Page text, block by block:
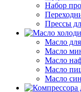
Набор
Прессы
Масло
Масло
Масло
Масло
Масло